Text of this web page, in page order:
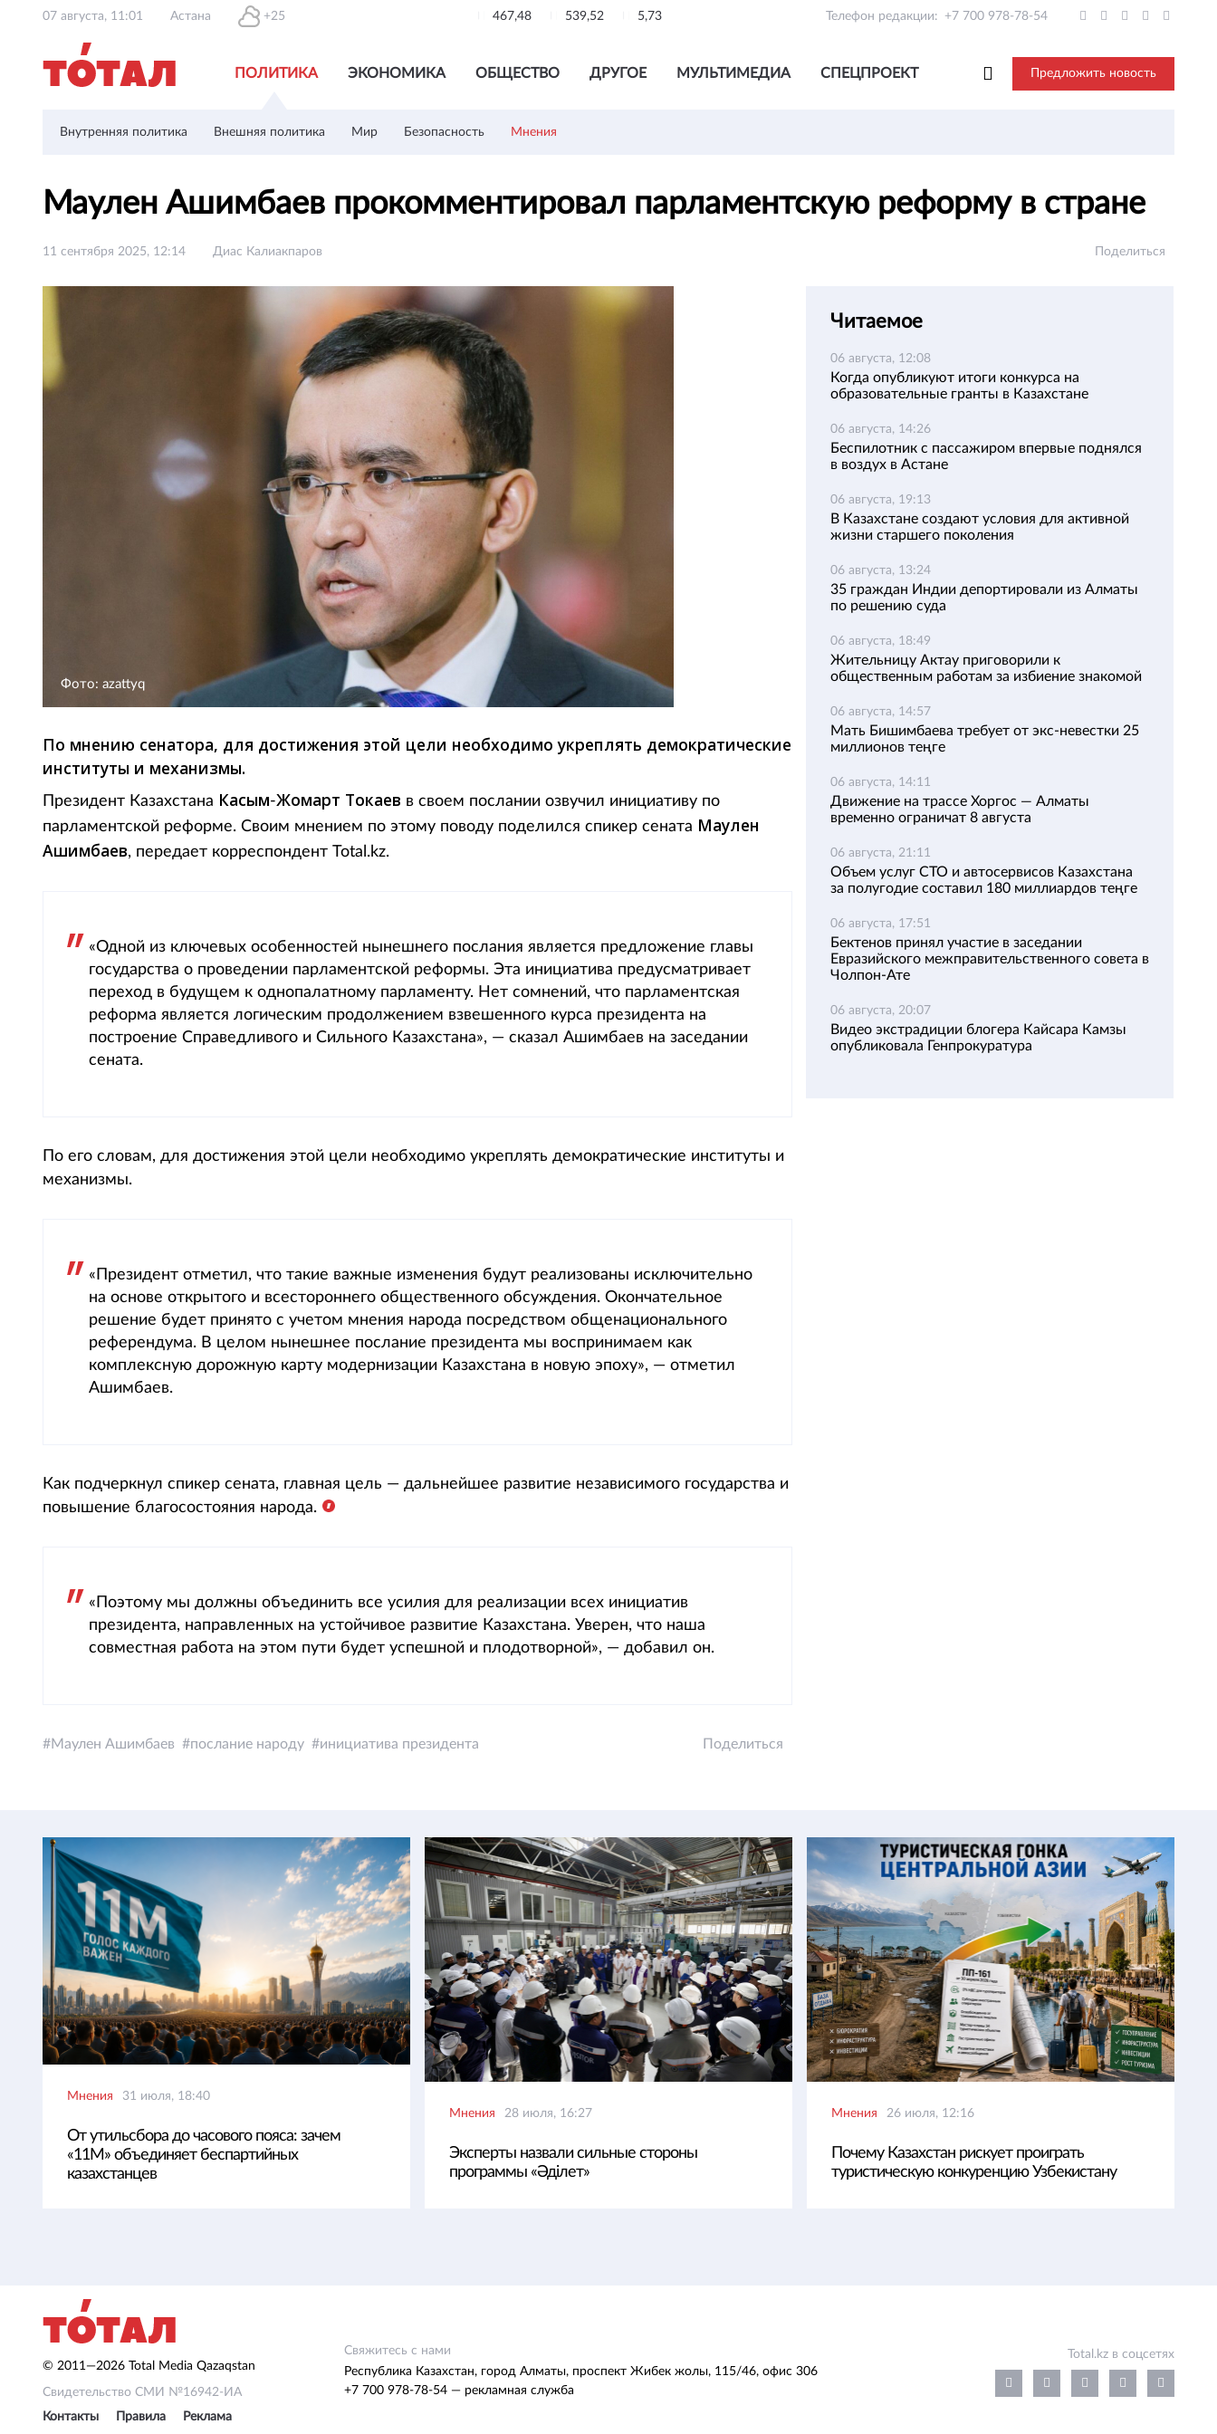
07 августа, 11:01 Астана +25 467,48 539,52 5,73 Телефон редакции: +7 700 978-78-54
ПОЛИТИКА ЭКОНОМИКА ОБЩЕСТВО ДРУГОЕ МУЛЬТИМЕДИА СПЕЦПРОЕКТ Предложить новость
Внутренняя политика Внешняя политика Мир Безопасность Мнения
Маулен Ашимбаев прокомментировал парламентскую реформу в стране
11 сентября 2025, 12:14 Диас Калиакпаров Поделиться
Фото: azattyq
По мнению сенатора, для достижения этой цели необходимо укреплять демократические
институты и механизмы.
Президент Казахстана Касым-Жомарт Токаев в своем послании озвучил инициативу по
парламентской реформе. Своим мнением по этому поводу поделился спикер сената Маулен
Ашимбаев, передает корреспондент Total.kz.
«Одной из ключевых особенностей нынешнего послания является предложение главы
государства о проведении парламентской реформы. Эта инициатива предусматривает
переход в будущем к однопалатному парламенту. Нет сомнений, что парламентская
реформа является логическим продолжением взвешенного курса президента на
построение Справедливого и Сильного Казахстана», — сказал Ашимбаев на заседании
сената.
По его словам, для достижения этой цели необходимо укреплять демократические институты и
механизмы.
«Президент отметил, что такие важные изменения будут реализованы исключительно
на основе открытого и всестороннего общественного обсуждения. Окончательное
решение будет принято с учетом мнения народа посредством общенационального
референдума. В целом нынешнее послание президента мы воспринимаем как
комплексную дорожную карту модернизации Казахстана в новую эпоху», — отметил
Ашимбаев.
Как подчеркнул спикер сената, главная цель — дальнейшее развитие независимого государства и
повышение благосостояния народа.
«Поэтому мы должны объединить все усилия для реализации всех инициатив
президента, направленных на устойчивое развитие Казахстана. Уверен, что наша
совместная работа на этом пути будет успешной и плодотворной», — добавил он.
Маулен Ашимбаев послание народу инициатива президента Поделиться
Читаемое
06 августа, 12:08
Когда опубликуют итоги конкурса на
образовательные гранты в Казахстане
06 августа, 14:26
Беспилотник с пассажиром впервые поднялся
в воздух в Астане
06 августа, 19:13
В Казахстане создают условия для активной
жизни старшего поколения
06 августа, 13:24
35 граждан Индии депортировали из Алматы
по решению суда
06 августа, 18:49
Жительницу Актау приговорили к
общественным работам за избиение знакомой
06 августа, 14:57
Мать Бишимбаева требует от экс-невестки 25
миллионов теңге
06 августа, 14:11
Движение на трассе Хоргос — Алматы
временно ограничат 8 августа
06 августа, 21:11
Объем услуг СТО и автосервисов Казахстана
за полугодие составил 180 миллиардов теңге
06 августа, 17:51
Бектенов принял участие в заседании
Евразийского межправительственного совета в
Чолпон-Ате
06 августа, 20:07
Видео экстрадиции блогера Кайсара Камзы
опубликовала Генпрокуратура
Мнения 31 июля, 18:40
От утильсбора до часового пояса: зачем
«11М» объединяет беспартийных
казахстанцев
Мнения 28 июля, 16:27
Эксперты назвали сильные стороны
программы «Әділет»
Мнения 26 июля, 12:16
Почему Казахстан рискует проиграть
туристическую конкуренцию Узбекистану
© 2011—2026 Total Media Qazaqstan
Свидетельство СМИ №16942-ИА
Контакты
Правила Реклама
Свяжитесь с нами
Республика Казахстан, город Алматы, проспект Жибек жолы, 115/46, офис 306
+7 700 978-78-54 — рекламная служба
Total.kz в соцсетях